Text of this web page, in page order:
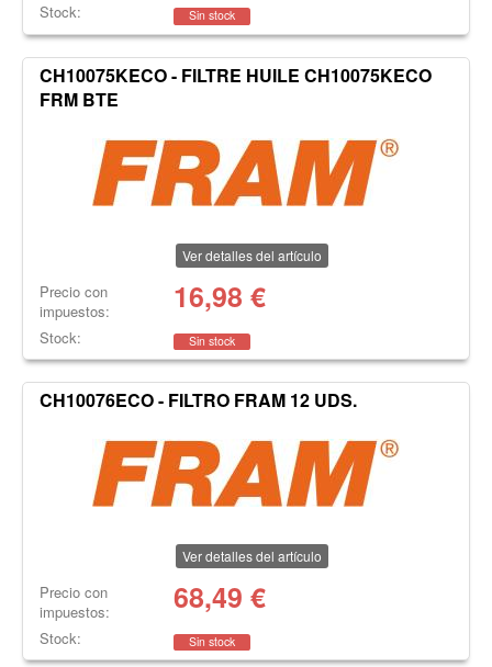
Stock: Sin stock
CH10075KECO - FILTRE HUILE CH10075KECO
FRM BTE
Ver detalles del artículo
Precio con
impuestos:
16,98 €
Stock: Sin stock
CH10076ECO - FILTRO FRAM 12 UDS.
Ver detalles del artículo
Precio con
impuestos:
68,49 €
Stock: Sin stock